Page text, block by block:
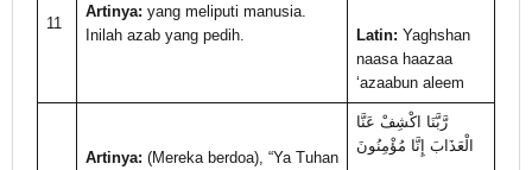
11
Artinya: yang meliputi manusia.
Inilah azab yang pedih.
Latin: Yaghshan
naasa haazaa
‘azaabun aleem
Artinya: (Mereka berdoa), “Ya Tuhan
رَّبَّنَا اكْشِفْ عَنَّا
الْعَذَابَ إِنَّا مُؤْمِنُونَ